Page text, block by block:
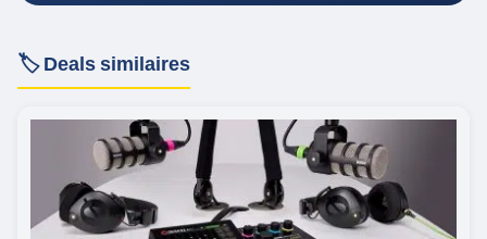
🏷️ Deals similaires